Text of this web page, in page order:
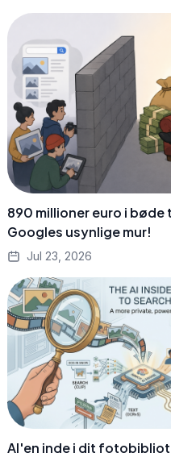
890 millioner euro i bøde
Googles usynlige mur!
Jul 23, 2026
AI'en inde i dit